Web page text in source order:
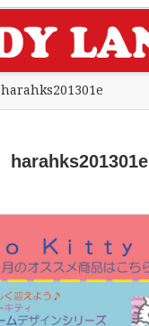
harahks201301e
harahks201301e